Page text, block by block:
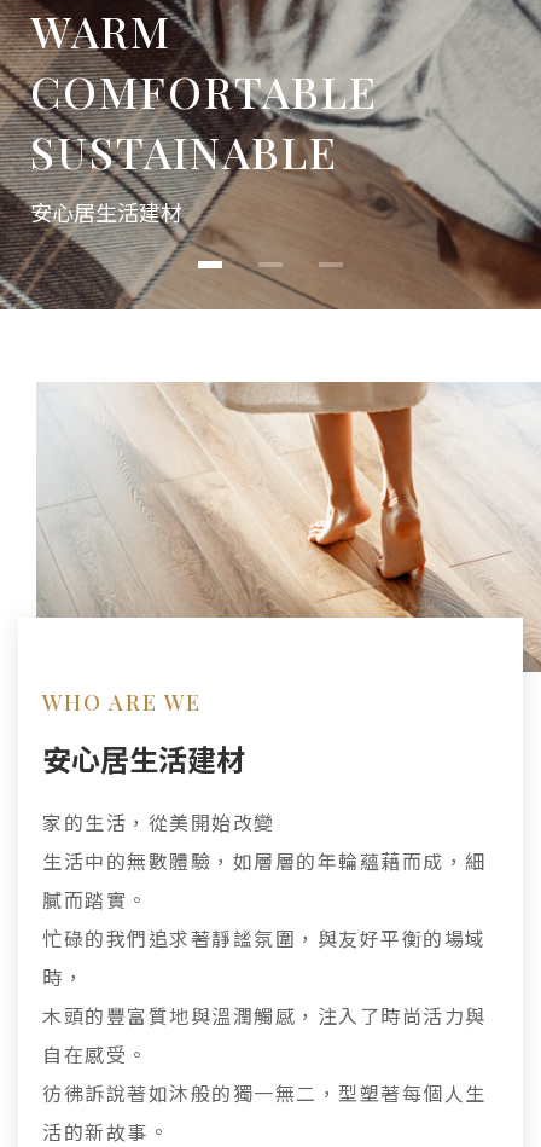
WARM
COMFORTABLE
SUSTAINABLE
安心居生活建材
WHO ARE WE
安心居生活建材
家的生活，從美開始改變
生活中的無數體驗，如層層的年輪蘊藉而成，細
膩而踏實。
忙碌的我們追求著靜謐氛圍，與友好平衡的場域
時，
木頭的豐富質地與溫潤觸感，注入了時尚活力與
自在感受。
彷彿訴說著如沐般的獨一無二，型塑著每個人生
活的新故事。